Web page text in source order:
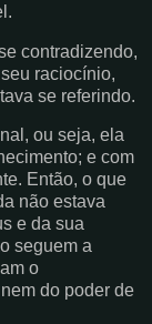
contradizendo,
raciocínio,
se referindo.
ou seja, ela
e com
Então, o que
não estava
e da sua
seguem a
o
do poder de